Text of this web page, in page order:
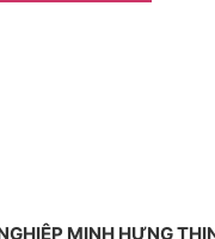
MINH HƯNG